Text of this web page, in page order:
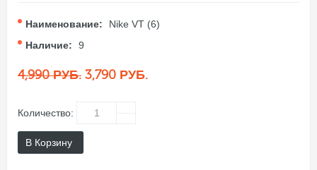
Наименование:
Nike VT (6)
Наличие:
9
4,990 РУБ. 3,790 РУБ.
Количество:
В Корзину